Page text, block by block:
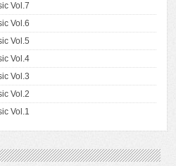
Vol.7
Vol.6
Vol.5
Vol.4
Vol.3
Vol.2
Vol.1